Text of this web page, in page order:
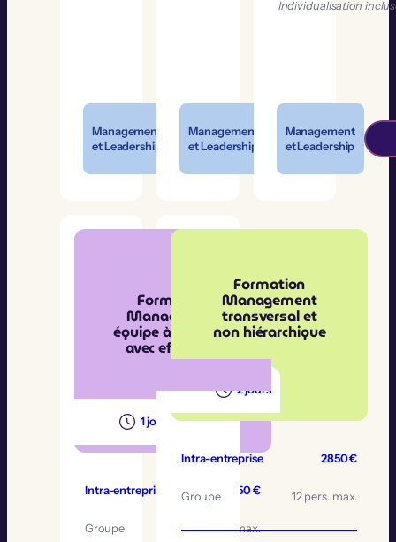
Management
et Leadership
Management
et Leadership
Individualisation
Management
et Leadership
Formation
Manager son
équipe à distance
avec efficacité
1 jours
Intra-entreprise
Groupe
1550 €
12 pers. max.
Formation
Management
transversal et
non hiérarchique
2 jours
Intra-entreprise
Groupe
2850 €
12 pers. max.